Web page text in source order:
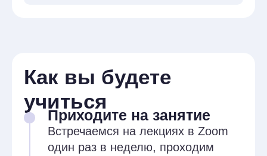
Вы поймёте, как устроен
феномен материнства,
с какими рисками и запросами
приходят мамы